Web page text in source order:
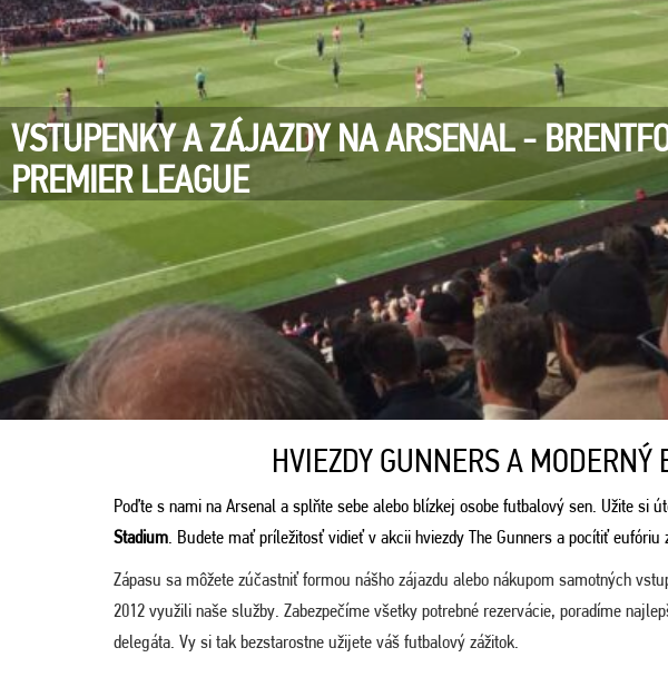
VSTUPENKY A ZÁJAZDY NA ARSENAL -
PREMIER LEAGUE
HVIEZDY GUNNERS A MODERNÝ
Poďte s nami na Arsenal a splňte sebe alebo blízkej osobe futbalový sen. Užite si
Stadium. Budete mať príležitosť vidieť v akcii hviezdy The Gunners a pocítiť eufóriu
Zápasu sa môžete zúčastniť formou nášho zájazdu alebo nákupom samotných
2012 využili naše služby. Zabezpečíme všetky potrebné rezervácie, poradíme
delegáta. Vy si tak bezstarostne užijete váš futbalový zážitok.